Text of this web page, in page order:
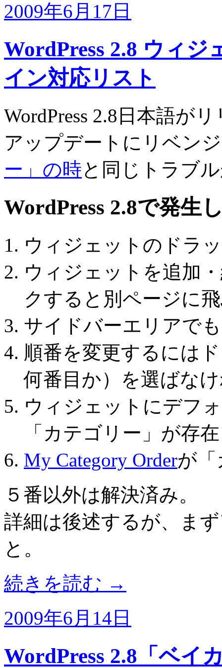
2009年6月17日
WordPress 2.8 ウィ
イン対応リスト
WordPress 2.8日本語が
アップデートにリベン
ー」の時と同じトラブ
WordPress 2.8で発生
ウィジェットのドラ
ウィジェットを追加
クすると別ページに
サイドバーエリアで
順番を変更するには
何番目か）を選ばな
ウィジェットにデフ
「カテゴリー」が存
My Category Orderが
５番以外は解決済み。
詳細は後述するが、ま
と。
続きを読む →
2009年6月14日
WordPress 2.8「ベイ